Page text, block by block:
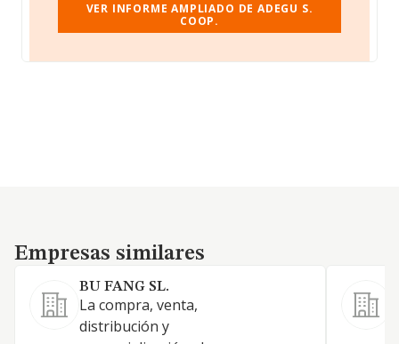
VER INFORME AMPLIADO DE ADEGU S.
COOP.
Empresas similares
Empresas similares
BU FANG SL.
La compra, venta,
distribución y